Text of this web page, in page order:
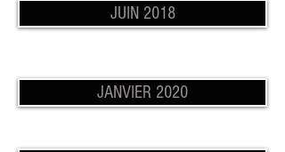
JUIN 2018
JANVIER 2020